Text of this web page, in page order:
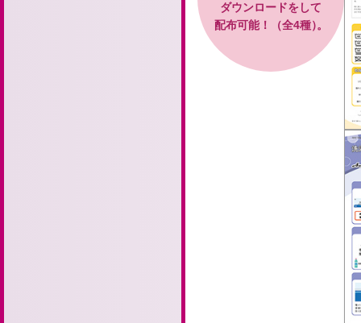
ダウンロードをして
配布可能！（全4種）。